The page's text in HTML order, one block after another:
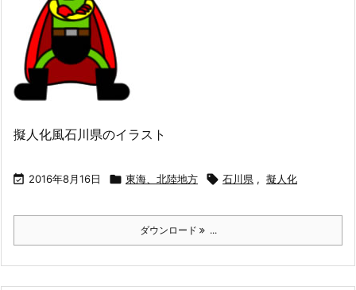
擬人化風石川県のイラスト
 2016年8月16日  東海、北陸地方  石川県 , 擬人化
ダウンロード ...